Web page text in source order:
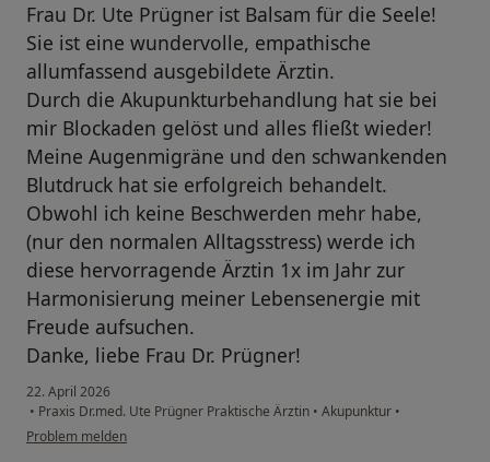
Frau Dr. Ute Prügner ist Balsam für die Seele!
Sie ist eine wundervolle, empathische
allumfassend ausgebildete Ärztin.
Durch die Akupunkturbehandlung hat sie bei
mir Blockaden gelöst und alles fließt wieder!
Meine Augenmigräne und den schwankenden
Blutdruck hat sie erfolgreich behandelt.
Obwohl ich keine Beschwerden mehr habe,
(nur den normalen Alltagsstress) werde ich
diese hervorragende Ärztin 1x im Jahr zur
Harmonisierung meiner Lebensenergie mit
Freude aufsuchen.
Danke, liebe Frau Dr. Prügner!
22. April 2026
• Praxis Dr.med. Ute Prügner Praktische Ärztin • Akupunktur •
Problem melden